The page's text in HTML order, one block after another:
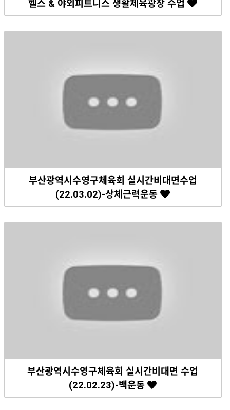
헬스 & 야외피트니스 생활체육광장 수업
부산광역시수영구체육회 실시간비대면수업
(22.03.02)-상체근력운동
부산광역시수영구체육회 실시간비대면 수업
(22.02.23)-백운동